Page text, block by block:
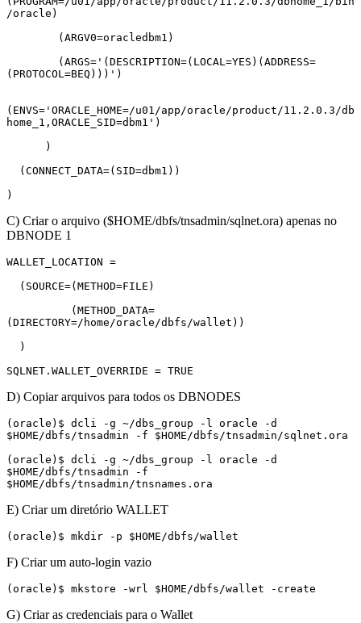
/oracle)
(ARGV0=oracledbm1)
(ARGS='(DESCRIPTION=(LOCAL=YES)(ADDRESS=
(PROTOCOL=BEQ)))')
(ENVS='ORACLE_HOME=/u01/app/oracle/product/11.2.0.3/db
home_1,ORACLE_SID=dbm1')
)
(CONNECT_DATA=(SID=dbm1))
)
C) Criar o arquivo ($HOME/dbfs/tnsadmin/sqlnet.ora) apenas no
DBNODE 1
WALLET_LOCATION =
(SOURCE=(METHOD=FILE)
(METHOD_DATA=
(DIRECTORY=/home/oracle/dbfs/wallet))
)
SQLNET.WALLET_OVERRIDE = TRUE
D) Copiar arquivos para todos os DBNODES
(oracle)$ dcli -g ~/dbs_group -l oracle -d
$HOME/dbfs/tnsadmin -f $HOME/dbfs/tnsadmin/sqlnet.ora
(oracle)$ dcli -g ~/dbs_group -l oracle -d
$HOME/dbfs/tnsadmin -f
$HOME/dbfs/tnsadmin/tnsnames.ora
E) Criar um diretório WALLET
(oracle)$ mkdir -p $HOME/dbfs/wallet
F) Criar um auto-login vazio
(oracle)$ mkstore -wrl $HOME/dbfs/wallet -create
G) Criar as credenciais para o Wallet